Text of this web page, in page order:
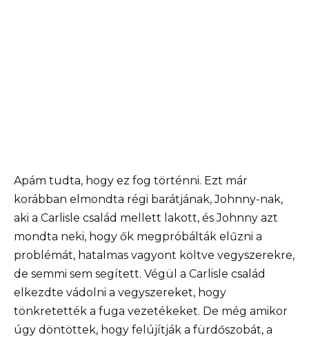
Apám tudta, hogy ez fog történni. Ezt már
korábban elmondta régi barátjának, Johnny-nak,
aki a Carlisle család mellett lakott, és Johnny azt
mondta neki, hogy ők megpróbálták elűzni a
problémát, hatalmas vagyont költve vegyszerekre,
de semmi sem segített. Végül a Carlisle család
elkezdte vádolni a vegyszereket, hogy
tönkretették a fuga vezetékeket. De még amikor
úgy döntöttek, hogy felújítják a fürdőszobát, a